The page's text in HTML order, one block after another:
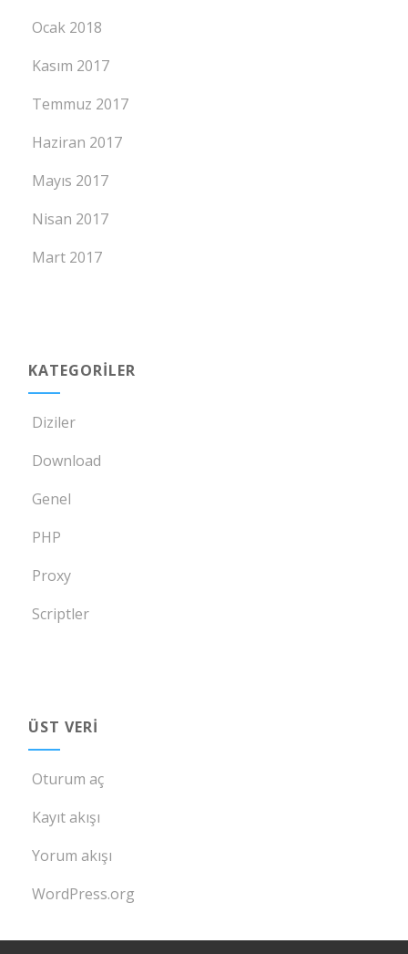
Ocak 2018
Kasım 2017
Temmuz 2017
Haziran 2017
Mayıs 2017
Nisan 2017
Mart 2017
KATEGORILER
Diziler
Download
Genel
PHP
Proxy
Scriptler
ÜST VERI
Oturum aç
Kayıt akışı
Yorum akışı
WordPress.org